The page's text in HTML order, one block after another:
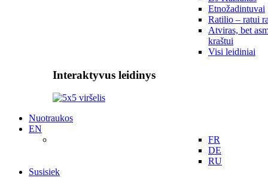
Etnožadintuvai
Ratilio – ratui
Atviras, bet
kraštui
Visi leidiniai
Interaktyvus leidinys
Nuotraukos
EN
FR
DE
RU
Susisiek